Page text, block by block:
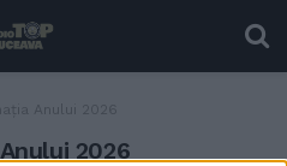
Anului 2026
2026